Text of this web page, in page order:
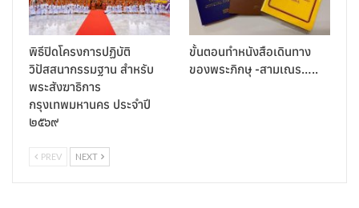
พิธีปิดโครงการปฏิบัติ
วิปัสสนากรรมฐาน สำหรับ
พระสังฆาธิการ
กรุงเทพมหานคร ประจำปี
๒๕๖๙
ขั้นตอนทำหนังสือเดินทาง
ของพระภิกษุ -สามเณร…..
PREV NEXT